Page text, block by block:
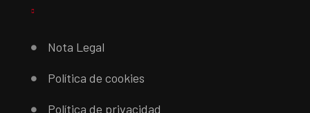
Nota Legal
Política de cookies
Política de privacidad